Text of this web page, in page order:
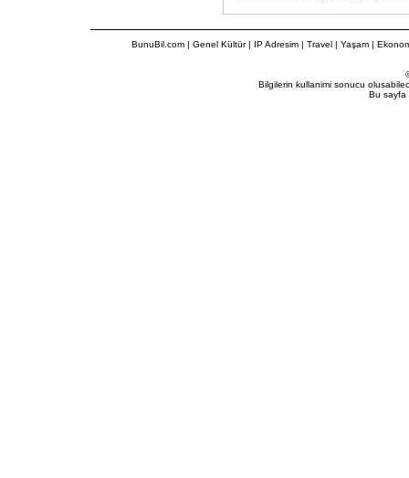
BunuBil.com| Genel Kültür| IP Adresim| Travel| Yaşam |
Bilgilerin kullanimi sonucu
Bu sayfa